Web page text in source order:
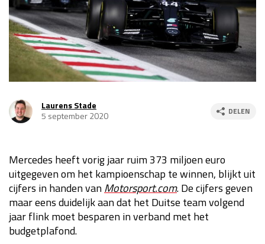
Race
za 13:00 - 15:00
GP VERENIGDE STATEN 2026 23 - 25 okt
Kwalificatie
za 23:00 - 00:00
GP MEXICO 2026 30 okt - 01 nov
GP SÃO PAULO 2026
Kwalificatie
za 19:00 - 20:00
Race
zo 18:00 - 20:00
Laurens Stade
5 september 2020
DELEN
Mercedes heeft vorig jaar ruim 373 miljoen euro
uitgegeven om het kampioenschap te winnen, blijkt uit
cijfers in handen vanMotorsport.com. De cijfers geven
maar eens duidelijk aan dat het Duitse team volgend
jaar flink moet besparen in verband met het
budgetplafond.